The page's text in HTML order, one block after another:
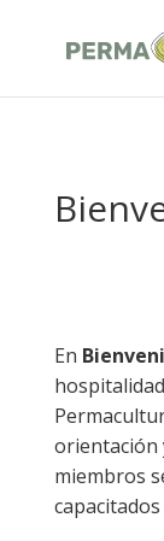
En
orientación
miembros